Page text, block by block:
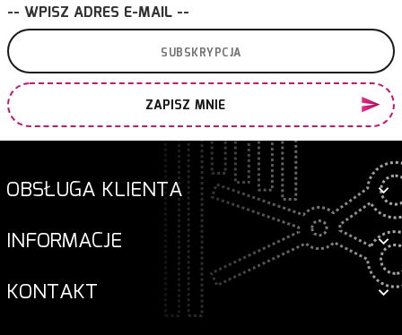
-- WPISZ ADRES E-MAIL --
ZAPISZ MNIE
OBSŁUGA KLIENTA
INFORMACJE
KONTAKT